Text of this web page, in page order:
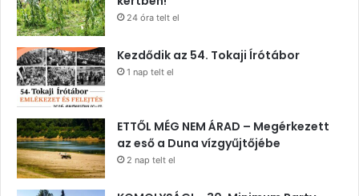
24 óra telt el
Kezdődik az 54. Tokaji Írótábor
1 nap telt el
ETTŐL MÉG NEM ÁRAD – Megérkezett
az eső a Duna vízgyűjtőjébe
2 nap telt el